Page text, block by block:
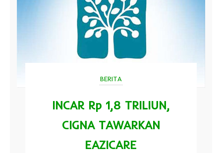
BERITA
INCAR Rp 1,8 TRILIUN,
CIGNA TAWARKAN
EAZICARE